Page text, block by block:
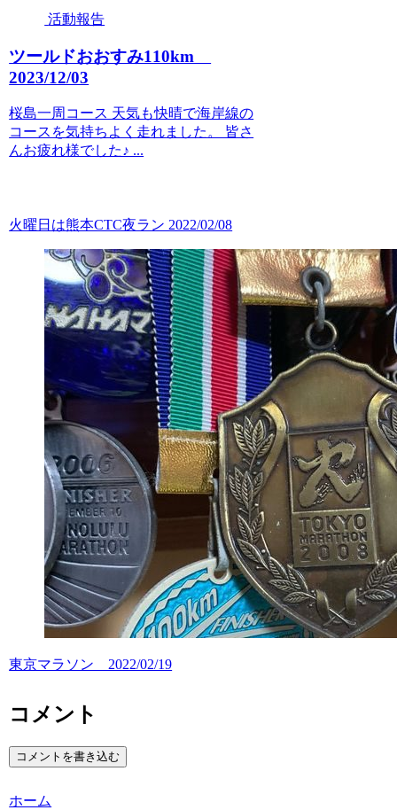
活動報告
ツールドおおすみ110km
2023/12/03
桜島一周コース 天気も快晴で海岸線の
コースを気持ちよく走れました。 皆さ
んお疲れ様でした♪ ...
火曜日は熊本CTC夜ラン 2022/02/08
東京マラソン 2022/02/19
コメント
コメントを書き込む
ホーム